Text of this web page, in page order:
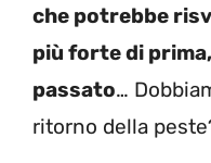
che potrebbe
più forte di
passato…
ritorno della